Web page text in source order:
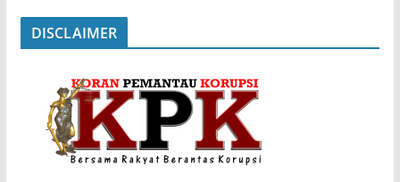
DISCLAIMER